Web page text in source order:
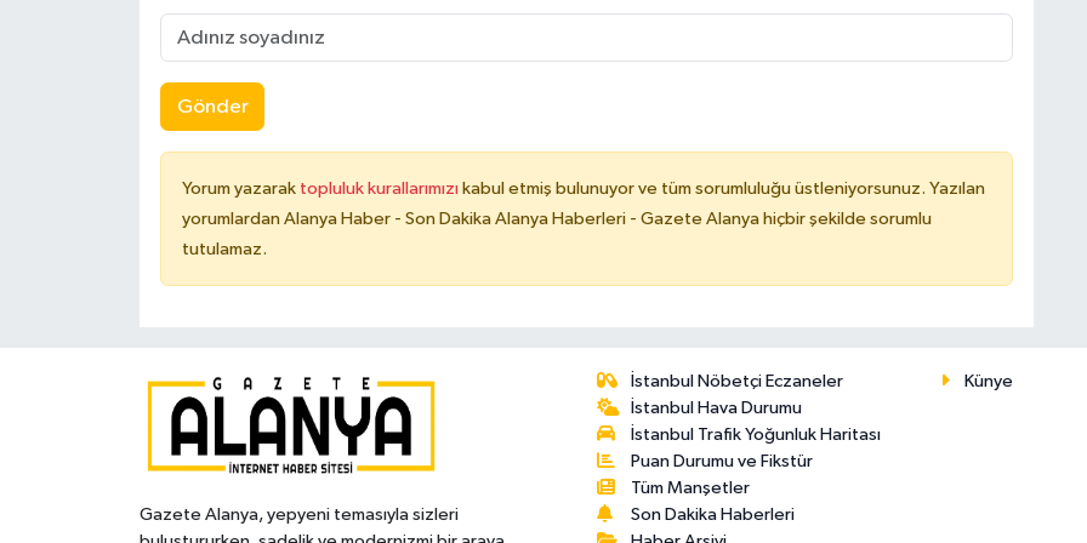
Gönder
Yorum yazarak topluluk kurallarımızı kabul etmiş bulunuyor ve tüm sorumluluğu üstleniyorsunuz. Yazılan
yorumlardan Alanya Haber - Son Dakika Alanya Haberleri - Gazete Alanya hiçbir şekilde sorumlu
tutulamaz.
Gazete Alanya, yepyeni temasıyla sizleri
İstanbul Nöbetçi Eczaneler
İstanbul Hava Durumu
İstanbul Trafik Yoğunluk Haritası
Puan Durumu ve Fikstür
Tüm Manşetler
Son Dakika Haberleri
Künye